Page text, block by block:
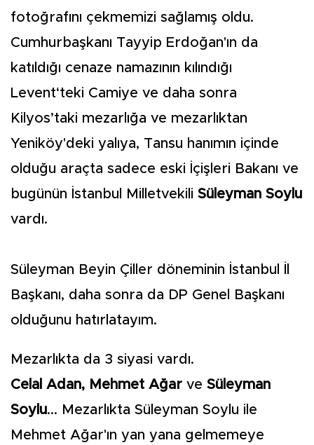
fotoğrafını çekmemizi sağlamış oldu.
Cumhurbaşkanı Tayyip Erdoğan'ın da
katıldığı cenaze namazının kılındığı
Levent‘teki Camiye ve daha sonra
Kilyos’taki mezarlığa ve mezarlıktan
Yeniköy'deki yalıya, Tansu hanımın içinde
olduğu araçta sadece eski İçişleri Bakanı ve
bugünün İstanbul Milletvekili Süleyman Soylu
vardı.
Süleyman Beyin Çiller döneminin İstanbul İl
Başkanı, daha sonra da DP Genel Başkanı
olduğunu hatırlatayım.
Mezarlıkta da 3 siyasi vardı.
Celal Adan, Mehmet Ağar ve Süleyman
Soylu... Mezarlıkta Süleyman Soylu ile
Mehmet Ağar'ın yan yana gelmemeye